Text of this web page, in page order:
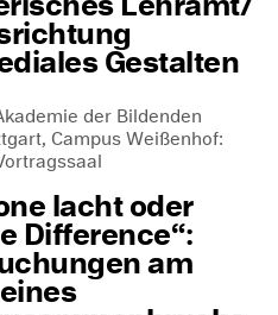
Gestalten
der Bildenden
Campus Weißenhof:
lacht oder
Difference“:
am